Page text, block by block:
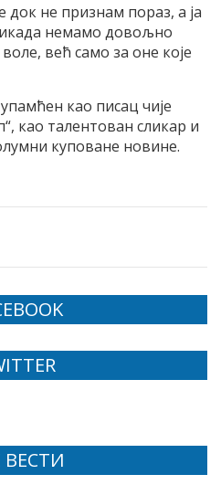
док не признам пораз, а ја
немамо довољно
већ само за оне које
као писац чије
као талентован сликар и
куповане новине.
ВЕСТИ